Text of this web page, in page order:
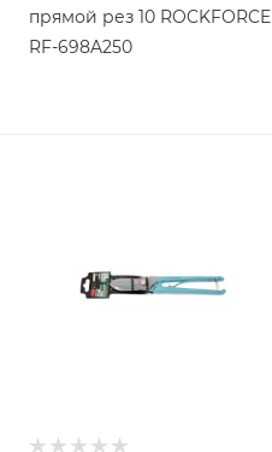
прямой рез 10 ROCKFORCE
RF-698A250